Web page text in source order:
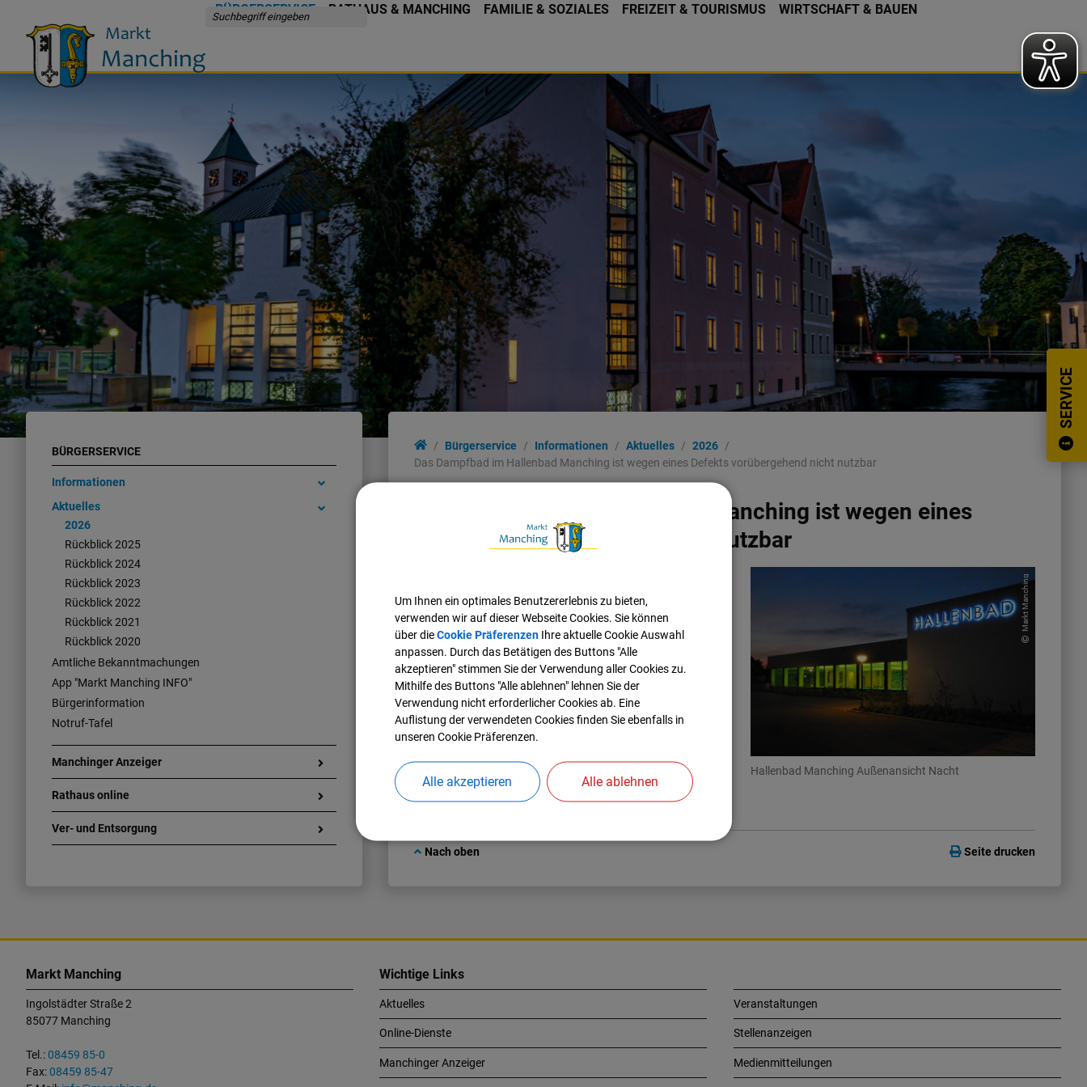
BÜRGERSERVICE RATHAUS & MANCHING FAMILIE & SOZIALES FREIZEIT & TOURISMUS WIRTSCHAFT & BAUEN
SERVICE
BÜRGERSERVICE
Informationen
Aktuelles
2026
Rückblick 2025
Rückblick 2024
Rückblick 2023
Rückblick 2022
Rückblick 2021
Rückblick 2020
Amtliche Bekanntmachungen
App "Markt Manching INFO"
Bürgerinformation
Notruf-Tafel
Manchinger Anzeiger
Rathaus online
Ver- und Entsorgung
Bürgerservice Informationen Aktuelles
2026
Das Dampfbad im Hallenbad Manching ist wegen eines Defekts vorübergehend nicht nutzbar
Das Dampfbad im Hallenbad Manching ist wegen eines
Defekts vorübergehend nicht nutzbar
Markt Manching
Hallenbad Manching Außenansicht Nacht
Wir bitten um Verständnis.
Stand: 03.03.2026 16:25 Uhr
Nach oben Seite drucken
Markt Manching
Ingolstädter Straße 2
85077 Manching
Tel.:08459 85-0
Fax:08459 85-47
Wichtige Links
Aktuelles
Online-Dienste
Manchinger Anzeiger
Veranstaltungen
Stellenanzeigen
Medienmitteilungen
Um Ihnen ein optimales Benutzererlebnis zu bieten,
verwenden wir auf dieser Webseite Cookies. Sie können
über dieCookie PräferenzenIhre aktuelle Cookie Auswahl
anpassen. Durch das Betätigen des Buttons "Alle
akzeptieren" stimmen Sie der Verwendung aller Cookies zu.
Mithilfe des Buttons "Alle ablehnen" lehnen Sie der
Verwendung nicht erforderlicher Cookies ab. Eine
Auflistung der verwendeten Cookies finden Sie ebenfalls in
unseren Cookie Präferenzen.
Alle akzeptieren Alle ablehnen